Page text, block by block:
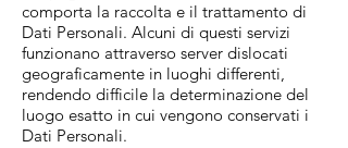
comporta la raccolta e il trattamento di
Dati Personali. Alcuni di questi servizi
funzionano attraverso server dislocati
geograficamente in luoghi differenti,
rendendo difficile la determinazione del
luogo esatto in cui vengono conservati i
Dati Personali.